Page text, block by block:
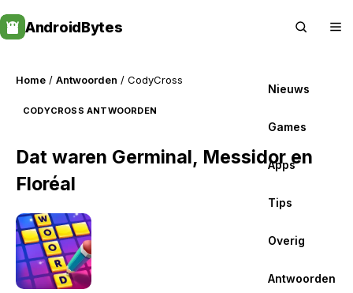
to
content
AndroidBytes
Nieuws
Games
Apps
Tips
Overig
Antwoorden
Home / Antwoorden / CodyCross
CODYCROSS ANTWOORDEN
Dat waren Germinal, Messidor en
Floréal